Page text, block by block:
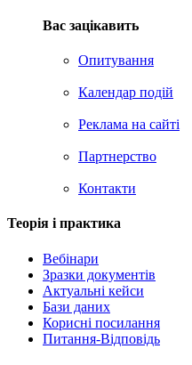
Вас зацікавить
Опитування
Календар подій
Реклама на сайтi
Партнерство
Контакти
Теорія i практика
Вебінари
Зразки документів
Актуальні кейси
Бази даних
Корисні посилання
Питання-Відповідь